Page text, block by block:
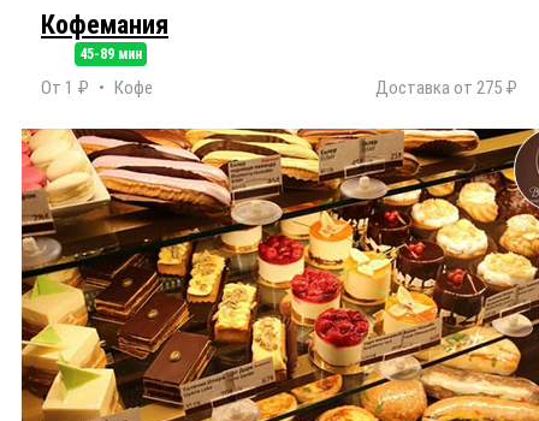
Кофемания
45-89 мин
От 1 ₽ Кофе Доставка от 275 ₽